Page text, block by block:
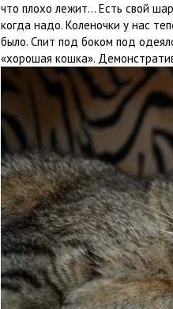
что плохо лежит… Есть свой
когда надо. Коленочки у нас
было. Спит под боком под
«хорошая кошка».